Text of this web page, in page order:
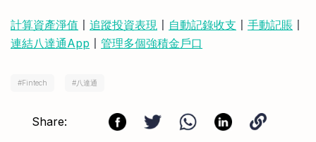
計算資產淨值 〡 追蹤投資表現 〡 自動記錄收支 〡 手動記賬 〡
連結八達通App 〡 管理多個強積金戶口
#Fintech #八達通
Share: